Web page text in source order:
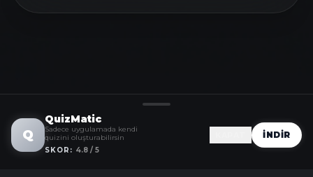
Q
QuizMatic
Sadece uygulamada kendi
quizini oluşturabilirsin
SKOR: 4.8 / 5
İNDIR